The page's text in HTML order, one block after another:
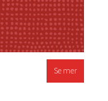
Se mer